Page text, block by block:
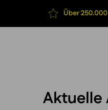
Über
Aktuelle